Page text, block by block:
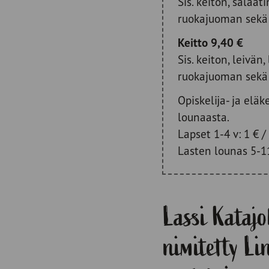
ruokajuoman
Keitto 9,40 €
Sis. keiton,
ruokajuoman
Opiskelija- ja
lounaasta.
Lapset 1-4 v: 1 €
Lasten lounas 5-
Lassi
nimitetty